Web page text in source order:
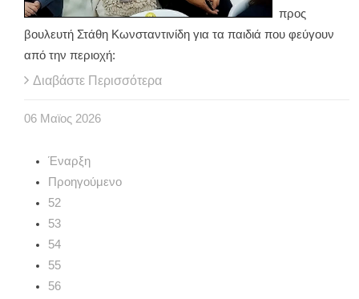
προς
βουλευτή Στάθη Κωνσταντινίδη για τα παιδιά που φεύγουν
από την περιοχή:
Διαβάστε Περισσότερα
06 Μαϊος 2026
Έναρξη
Προηγούμενο
52
53
54
55
56